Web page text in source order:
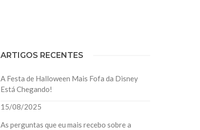
ARTIGOS RECENTES
A Festa de Halloween Mais Fofa da Disney
Está Chegando!
15/08/2025
As perguntas que eu mais recebo sobre a